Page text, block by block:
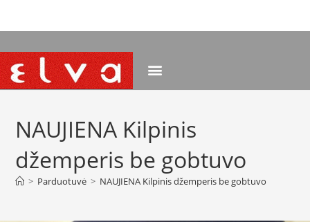
NAUJIENA Kilpinis
džemperis be gobtuvo
> Parduotuvė > NAUJIENA Kilpinis džemperis be gobtuvo